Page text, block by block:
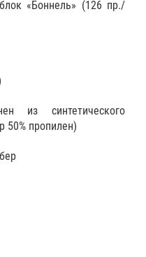
«Боннель» (126 пр./
из синтетического
50% пропилен)